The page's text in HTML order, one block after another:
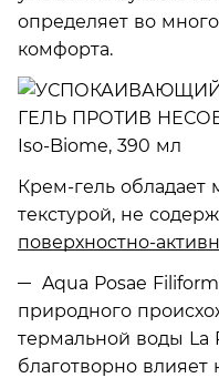
определяет во
комфорта.
Крем-гель обладает
текстурой, не
поверхностно-
Aqua Posae
природного
термальной воды La
благотворно